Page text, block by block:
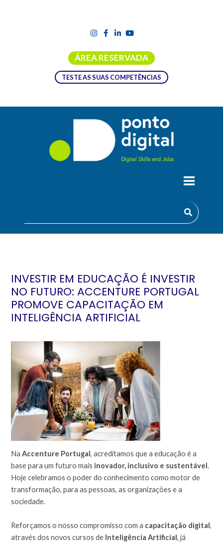
ÁREA RESERVADA
TESTE AS SUAS COMPETÊNCIAS
INVESTIR EM EDUCAÇÃO É INVESTIR
NO FUTURO: ACCENTURE PORTUGAL
PROMOVE CAPACITAÇÃO EM
INTELIGÊNCIA ARTIFICIAL
NaAccenture Portugal, acreditamos que a educação é a
base para um futuro mais inovador, inclusivo e sustentável.
Hoje celebramos o poder do conhecimento como motor de
transformação, para as pessoas, as organizações e a
sociedade.
Reforçamos o nosso compromisso com a capacitação digital,
através dos novos cursos de Inteligência Artificial, já